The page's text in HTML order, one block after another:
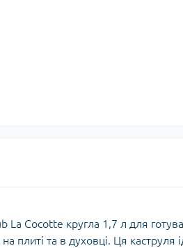
La Cocotte кругла 1,7 л для
плиті та в духовці. Ця каструля